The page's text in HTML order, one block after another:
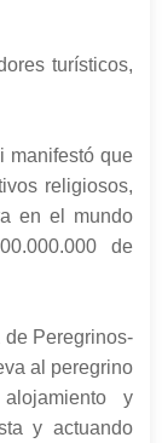
turísticos,
manifestó que
religiosos,
en el mundo
de
de Peregrinos-
al peregrino
y
y actuando